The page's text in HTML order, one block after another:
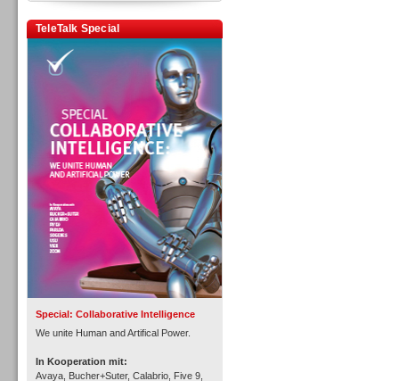
TeleTalk Special
Special: Collaborative Intelligence
We unite Human and Artifical Power.
In Kooperation mit:
Avaya, Bucher+Suter, Calabrio, Five 9,
Personal
Personal
Inbound